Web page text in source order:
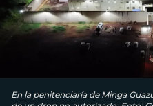
En la penitenciaría de Minga